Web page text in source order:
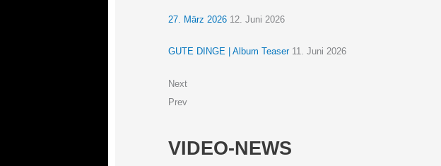
27. März 2026 12. Juni 2026
GUTE DINGE | Album Teaser 11. Juni 2026
Next
Prev
VIDEO-NEWS